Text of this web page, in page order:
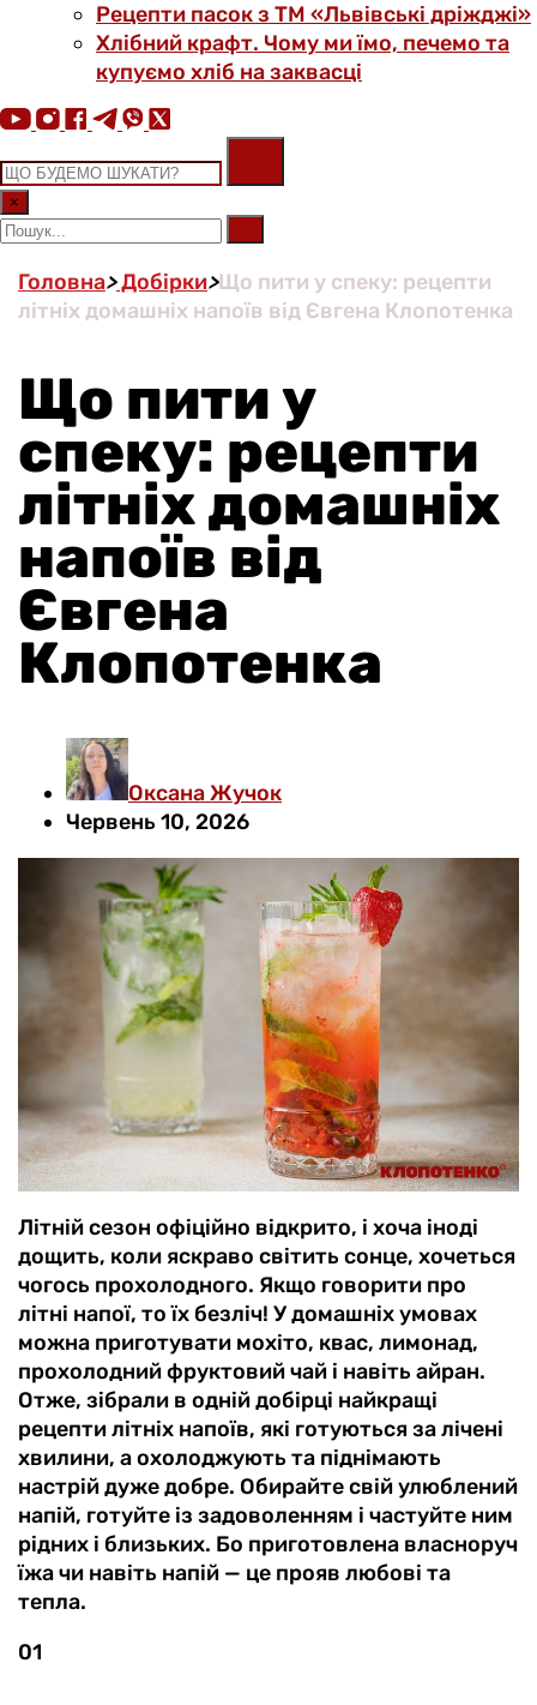
Рецепти пасок з ТМ «Львівські дріжджі»
Хлібний крафт. Чому ми їмо, печемо та
купуємо хліб на заквасці
×
Головна>Добірки>Що пити у спеку: рецепти
літніх домашніх напоїв від Євгена Клопотенка
Що пити у
спеку: рецепти
літніх домашніх
напоїв від
Євгена
Клопотенка
Оксана Жучок
Червень 10, 2026
Літній сезон офіційно відкрито, і хоча іноді
дощить, коли яскраво світить сонце, хочеться
чогось прохолодного. Якщо говорити про
літні напої, то їх безліч! У домашніх умовах
можна приготувати мохіто, квас, лимонад,
прохолодний фруктовий чай і навіть айран.
Отже, зібрали в одній добірці найкращі
рецепти літніх напоїв, які готуються за лічені
хвилини, а охолоджують та піднімають
настрій дуже добре. Обирайте свій улюблений
напій, готуйте із задоволенням і частуйте ним
рідних і близьких. Бо приготовлена власноруч
їжа чи навіть напій — це прояв любові та
тепла.
01